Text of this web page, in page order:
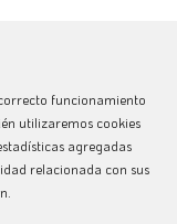
de privacitat
funcionamiento
utilizaremos cookies
agregadas
relacionada con sus